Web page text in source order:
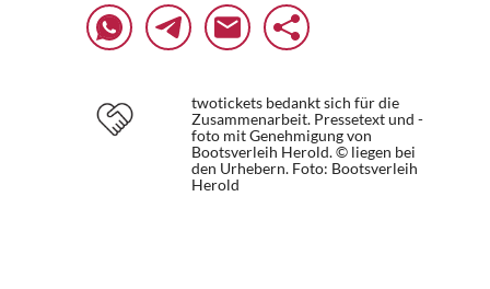
twotickets bedankt sich für die
Zusammenarbeit. Pressetext und -
foto mit Genehmigung von
Bootsverleih Herold. © liegen bei
den Urhebern. Foto: Bootsverleih
Herold